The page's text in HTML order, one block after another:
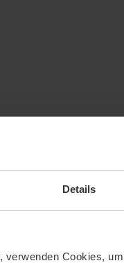
Details
, verwenden Cookies,